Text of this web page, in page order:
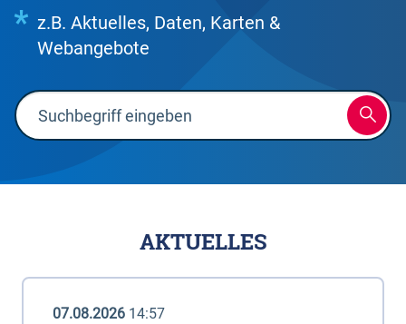
z.B. Aktuelles, Daten, Karten &
Webangebote
AKTUELLES
07.08.2026 14:57